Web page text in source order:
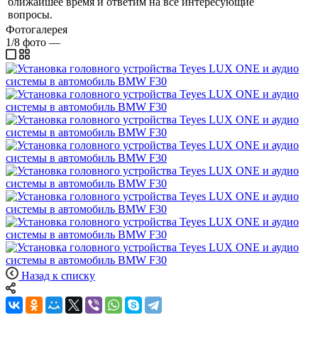
вопросы.
Фотогалерея
1/8 фото —
Назад к списку